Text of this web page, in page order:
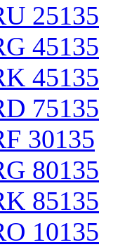
25135
45135
45135
75135
30135
80135
85135
10135